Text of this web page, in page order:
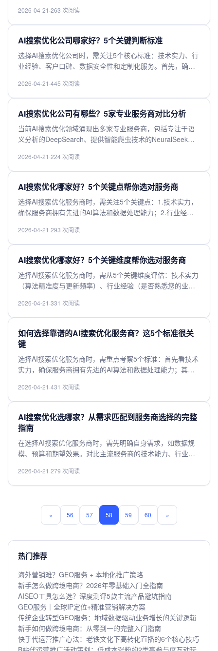
否熟悉特定领域的优化需求；数据安全是合作基础，需确保
合规性；客户口碑反映实际服务效果；定制化服务则体现公
司的灵活性和适配性。综合评估这些维度，才能找到真正靠
谱的AI搜索优化合作伙伴。
2026-04-21 ·263 次阅读
AI搜索优化公司哪家好？5个关键判断标准
选择AI搜索优化公司时，需关注5个核心标准：技术实力、行
业经验、客户口碑、数据安全性和定制化服务。首先，确保
其次，丰富的行业经验能提供针对性解决方案。查看客户评
价和案例，验证实际效果。数据安全措施必须完善，保护敏
感信息。最后，定制化服务能力确保方案贴合企业需求。综
合评估这些因素，才能选出可靠的AI搜索优化合作伙伴。
2026-04-21 ·445 次阅读
AI搜索优化公司有哪些？5家专业服务商对比分析
当前AI搜索优化领域涌现出多家专业服务商，包括专注于语
义分析的DeepSearch、提供智能爬虫技术的NeuralSeek、
主打可视化分析的OptiMind。这五家服务商在技术路径上各
有侧重：DeepSearch侧重自然语言理解，NeuralSeek强化
数据采集效率，LinguaBot突破跨语言障碍，AISEO注重趋势
预测，OptiMind则提供直观的数据看板。企业选择时需结合
自身业务需求，重点关注服务商的核心技术优势、行业案例
及定制化服务能力。
2026-04-21 ·224 次阅读
AI搜索优化哪家好？5个关键点帮你选对服务商
选择AI搜索优化服务商时，需关注5个关键点：1.技术实力，
确保服务商拥有先进的AI算法和数据处理能力；2.行业经
务，能根据企业需求提供个性化解决方案；4.数据安全，保
障用户隐私和商业机密；5.售后服务，包括持续优化和技术
支持。综合评估这些因素，才能选到真正适合的AI搜索优化
合作伙伴，提升企业搜索效果和竞争力。
2026-04-21 ·293 次阅读
AI搜索优化哪家好？5个关键维度帮你选对服务商
选择AI搜索优化服务商时，需从5个关键维度评估：技术实力
（算法精准度与更新频率）、行业经验（是否熟悉您的业务
（能否满足个性化需求）以及性价比（服务费用与效果匹配
度）。优质服务商应具备成熟的AI模型、丰富的案例积累，
并能提供透明的效果追踪。建议优先选择有头部企业合作背
景、支持私有化部署的团队，同时通过试用期验证实际效
果，避免单纯追求低价而忽视长期优化价值。
2026-04-21 ·331 次阅读
如何选择靠谱的AI搜索优化服务商？这5个标准很关
键
选择AI搜索优化服务商时，需重点考察5个标准：首先看技术
实力，确保服务商拥有先进的AI算法和数据处理能力；其次
三评估数据安全性，确保符合隐私保护法规；第四关注服务
透明度，要求提供清晰的优化策略和效果报告；最后比较性
价比，选择在预算范围内能提供最大价值的服务商。综合考
量这些因素，才能找到真正可靠的合作伙伴。
2026-04-21 ·431 次阅读
AI搜索优化选哪家？从需求匹配到服务商选择的完整
指南
在选择AI搜索优化服务商时，需先明确自身需求，如数据规
模、预算和期望效果。对比主流服务商的技术能力、行业经
服务能力。建议优先选择提供免费试用或案例演示的服务
商，通过实际测试验证效果。同时考虑服务商的售后支持与
需平衡性价比与服务质量，避免盲目追求低价或品牌效应。
2026-04-21 ·279 次阅读
« 56 57 58 59 60 »
热门推荐
海外营销难？GEO服务 + 本地化推广策略
新手怎么做跨境电商？2026年零基础入门全指南
AISEO工具怎么选？深度测评5款主流产品避坑指南
GEO服务｜全球IP定位+精准营销解决方案
传统企业转型GEO服务：地域数据驱动业务增长的关键逻辑
新手如何做跨境电商：从零到一的完整入门指南
快手代运营推广心法：老铁文化下高转化直播的6个核心技巧